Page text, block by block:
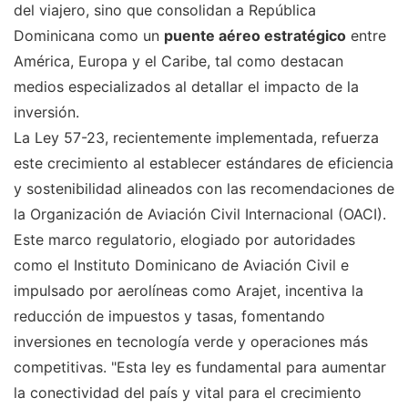
del viajero, sino que consolidan a República
Dominicana como un puente aéreo estratégico entre
América, Europa y el Caribe, tal como destacan
medios especializados al detallar el impacto de la
inversión.
La Ley 57-23, recientemente implementada, refuerza
este crecimiento al establecer estándares de eficiencia
y sostenibilidad alineados con las recomendaciones de
la Organización de Aviación Civil Internacional (OACI).
Este marco regulatorio, elogiado por autoridades
como el Instituto Dominicano de Aviación Civil e
impulsado por aerolíneas como Arajet, incentiva la
reducción de impuestos y tasas, fomentando
inversiones en tecnología verde y operaciones más
competitivas. "Esta ley es fundamental para aumentar
la conectividad del país y vital para el crecimiento